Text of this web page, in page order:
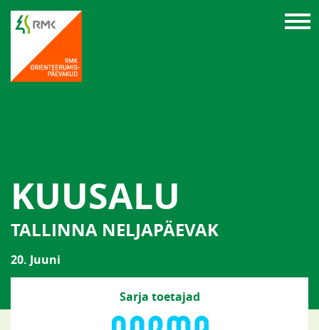
KUUSALU
TALLINNA NELJAPÄEVAK
20. Juuni
Sarja toetajad